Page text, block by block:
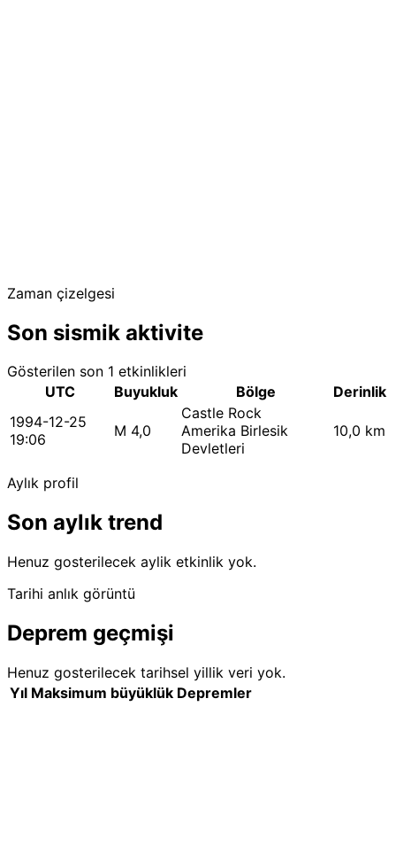
Zaman çizelgesi
Son sismik aktivite
Gösterilen son 1 etkinlikleri
UTC
Buyukluk Bölge
Derinlik
1994-12-25
19:06
M 4,0
Castle Rock
Amerika Birlesik
Devletleri
10,0 km
Aylık profil
Son aylık trend
Henuz gosterilecek aylik etkinlik yok.
Tarihi anlık görüntü
Deprem geçmişi
Henuz gosterilecek tarihsel yillik veri yok.
Yıl Maksimum büyüklük Depremler